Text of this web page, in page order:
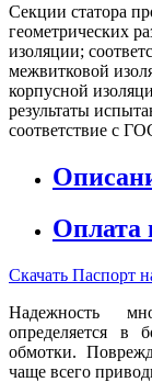
Секции статора
геометрических
изоляции;
межвитковой
корпусной
результаты
соответствие с
Оплата
Скачать Паспорт
Надежность
определяется в
обмотки.
чаще всего